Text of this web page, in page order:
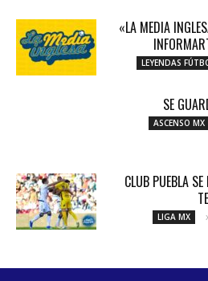
«LA MEDIA
LEYENDAS
SE
ASCENSO MX
CLUB PUEBLA
LIGA MX